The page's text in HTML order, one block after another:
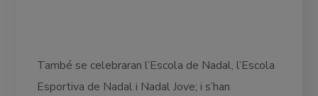
També se celebraran l’Escola de Nadal, l’Escola
Esportiva de Nadal i Nadal Jove; i s’han